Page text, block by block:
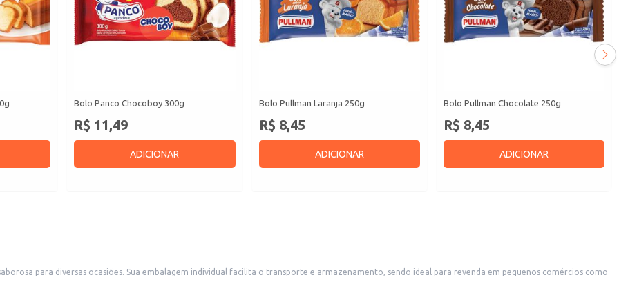
Bolo Panco Chocoboy 300g
R$ 11,49
ADICIONAR
Bolo Pullman Laranja 250g
R$ 8,45
ADICIONAR
Bolo Pullman Chocolate 250g
R$ 8,45
ADICIONAR
sendo ideal para revenda em pequenos comércios como